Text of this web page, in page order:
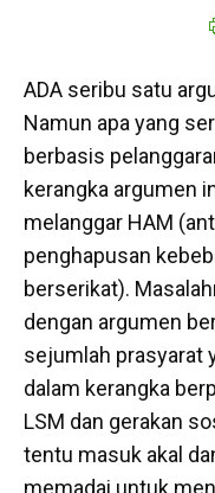
ADA seribu satu
Namun apa yang
berbasis
kerangka argumen
melanggar HAM
penghapusan
berserikat).
dengan argumen
sejumlah prasyarat
dalam kerangka
LSM dan gerakan
tentu masuk akal
memadai untuk